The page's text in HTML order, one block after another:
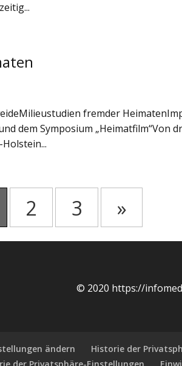
fremder
dem Symposium „Heimatfilm“Von
2 3 »
© 2020 https://
ändern Historie der